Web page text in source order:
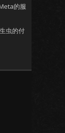
的服
虫的付